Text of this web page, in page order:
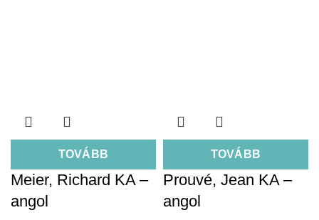
TOVÁBB
Meier, Richard KA –
angol
TOVÁBB
Prouvé, Jean KA –
angol